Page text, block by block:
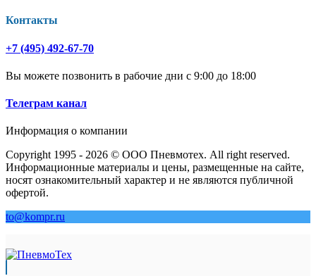
Контакты
+7 (495) 492-67-70
Вы можете позвонить в рабочие дни с 9:00 до 18:00
Телеграм канал
Информация о компании
Copyright 1995 - 2026 © ООО Пневмотех. All right reserved.
Информационные материалы и цены, размещенные на сайте,
носят ознакомительный характер и не являются публичной
офертой.
to@kompr.ru